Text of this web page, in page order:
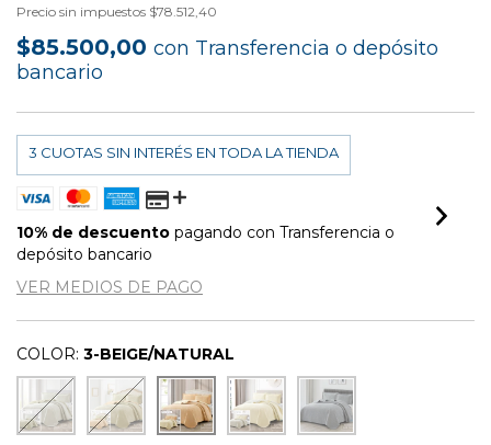
Precio sin impuestos $78.512,40
$85.500,00 con Transferencia o depósito
bancario
10% de descuento pagando con Transferencia o
depósito bancario
VER MEDIOS DE PAGO
COLOR: 3-BEIGE/NATURAL